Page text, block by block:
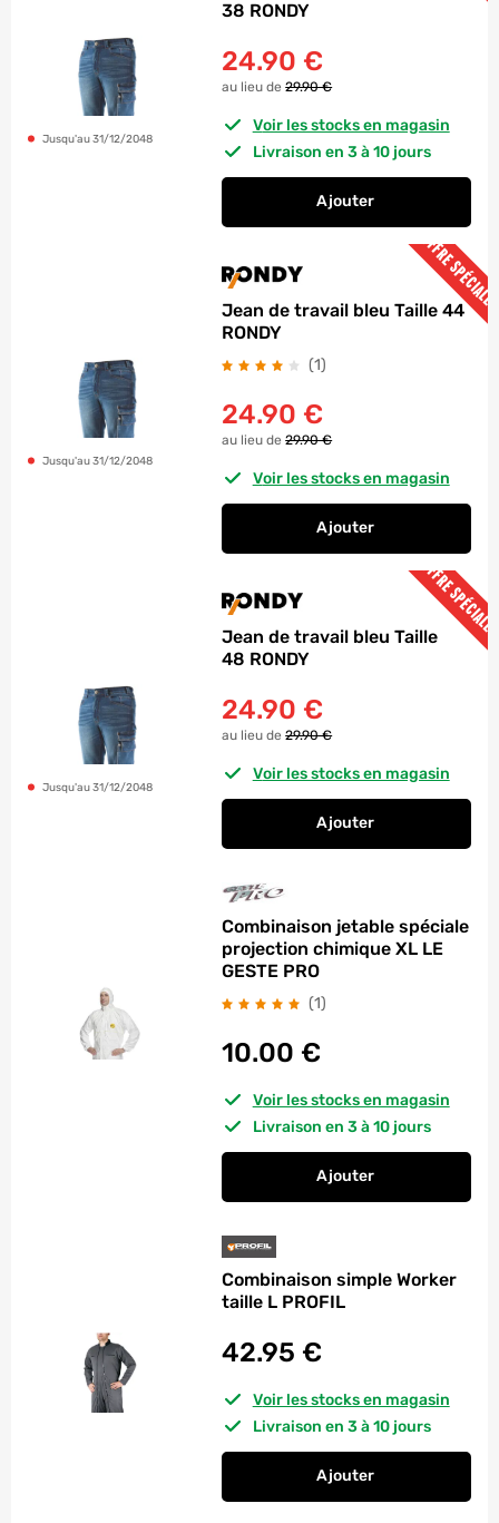
Jusqu'au 31/12/2048
38 RONDY
24.90 €
au lieu de29.90 €
Voir les stocks en magasin
Livraison en 3 à 10 jours
Ajouter
Jean de travail bleu
OFFRE SPÉCIALE
Jusqu'au 31/12/2048
Jean de travail bleu Taille 44
RONDY
(1)
24.90 €
au lieu de29.90 €
Voir les stocks en magasin
Ajouter
Jean de travail bleu
OFFRE SPÉCIALE
Jusqu'au 31/12/2048
Jean de travail bleu Taille
48 RONDY
24.90 €
au lieu de29.90 €
Voir les stocks en magasin
Ajouter
Jean de travail bleu
Combinaison jetable spéciale
projection chimique XL LE
GESTE PRO
(1)
10.00 €
Voir les stocks en magasin
Livraison en 3 à 10 jours
Ajouter
Combinaison
Combinaison simple Worker
taille L PROFIL
42.95 €
Voir les stocks en magasin
Livraison en 3 à 10 jours
Ajouter
Combinaison